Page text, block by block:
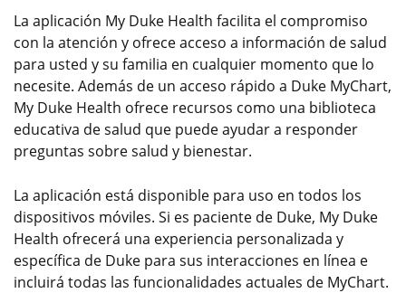
La aplicación My Duke Health facilita el compromiso
con la atención y ofrece acceso a información de salud
para usted y su familia en cualquier momento que lo
necesite. Además de un acceso rápido a Duke MyChart,
My Duke Health ofrece recursos como una biblioteca
educativa de salud que puede ayudar a responder
preguntas sobre salud y bienestar.
La aplicación está disponible para uso en todos los
dispositivos móviles. Si es paciente de Duke, My Duke
Health ofrecerá una experiencia personalizada y
específica de Duke para sus interacciones en línea e
incluirá todas las funcionalidades actuales de MyChart.